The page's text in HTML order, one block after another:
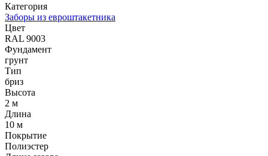
Категория
Заборы из евроштакетника
Цвет
RAL 9003
Фундамент
грунт
Тип
бриз
Высота
2 м
Длина
10 м
Покрытие
Полиэстер